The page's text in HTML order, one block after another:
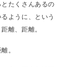
たくさんあるの
ように、という
離、距離。
。